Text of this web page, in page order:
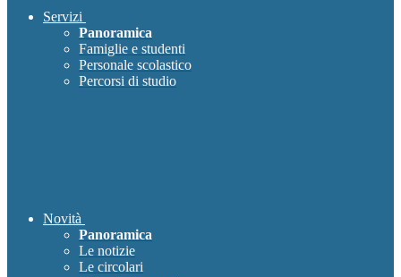
Servizi
Panoramica
Famiglie e studenti
Personale scolastico
Percorsi di studio
Novità
Panoramica
Le notizie
Le circolari